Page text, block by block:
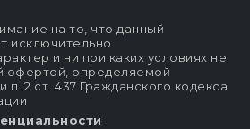
на то, что данный
исключительно
и ни при каких условиях не
офертой, определяемой
п. 2 ст. 437 Гражданского кодекса